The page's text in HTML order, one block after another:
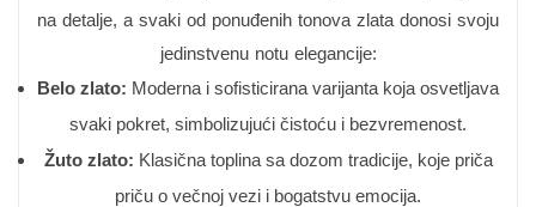
na detalje, a svaki od ponuđenih tonova zlata donosi svoju
jedinstvenu notu elegancije:
Belo zlato: Moderna i sofisticirana varijanta koja osvetljava
svaki pokret, simbolizujući čistoću i bezvremenost.
Žuto zlato: Klasična toplina sa dozom tradicije, koje priča
priču o večnoj vezi i bogatstvu emocija.